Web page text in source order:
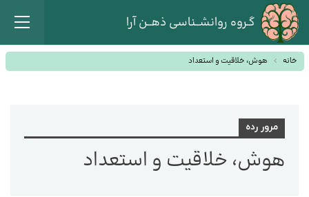
گـروه روانشــناسی ذهــن آرا
خانه هوش، خلاقیت و استعداد
مرور رده
هوش، خلاقیت و استعداد